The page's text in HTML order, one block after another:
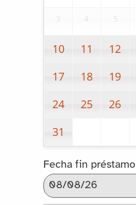
3 4 5
10
11 12
17
18 19
24
25 26
31
Fecha fin préstamo